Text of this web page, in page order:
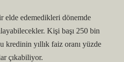
elde edemedikleri dönemde
Kişi başı 250 bin
kredinin yıllık faiz oranı yüzde
çıkabiliyor.